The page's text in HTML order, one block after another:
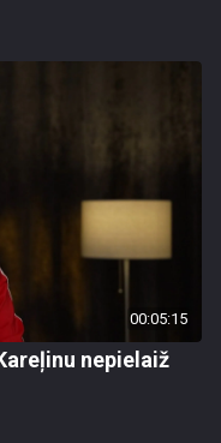
00:05:15
nepielaiž